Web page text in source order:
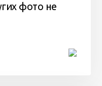
фото не